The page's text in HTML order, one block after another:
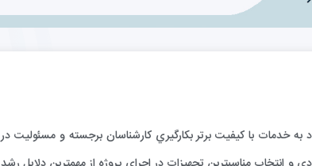
نمود. اعتماد به خدمات با كيفيت برتر بكارگيري كارشناسان برجسته و مسئوليت در